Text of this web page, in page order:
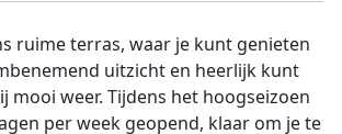
ruime terras, waar je kunt genieten
uitzicht en heerlijk kunt
mooi weer. Tijdens het hoogseizoen
per week geopend, klaar om je te